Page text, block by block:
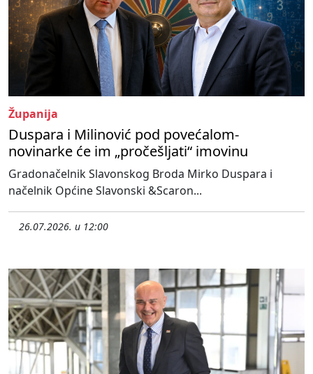
Županija
Duspara i Milinović pod povećalom-
novinarke će im „pročešljati“ imovinu
Gradonačelnik Slavonskog Broda Mirko Duspara i
načelnik Općine Slavonski &Scaron...
26.07.2026. u 12:00